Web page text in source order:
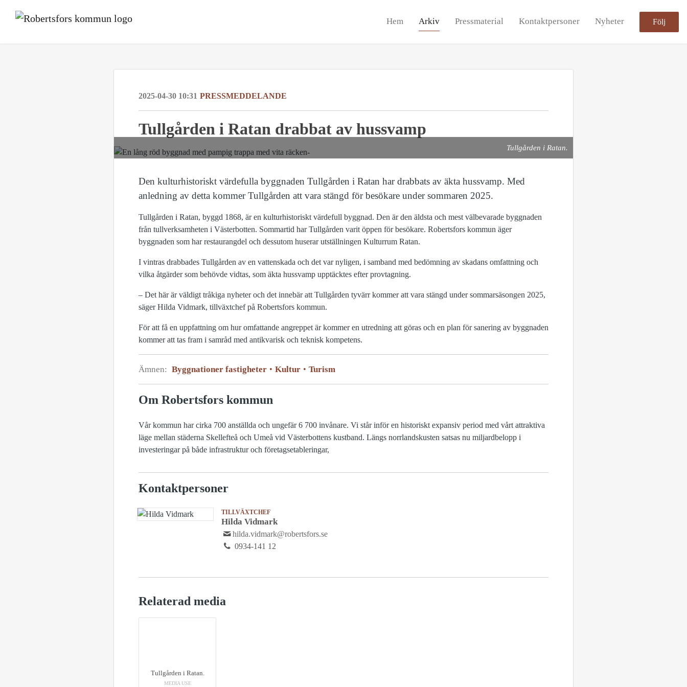
Hem Arkiv Pressmaterial Kontaktpersoner Nyheter Följ
2025-04-30 10:31 PRESSMEDDELANDE
Tullgården i Ratan drabbat av hussvamp
Tullgården i Ratan.
Den kulturhistoriskt värdefulla byggnaden Tullgården i Ratan har drabbats av äkta hussvamp. Med
anledning av detta kommer Tullgården att vara stängd för besökare under sommaren 2025.
Tullgården i Ratan, byggd 1868, är en kulturhistoriskt värdefull byggnad. Den är den äldsta och mest välbevarade byggnaden
från tullverksamheten i Västerbotten. Sommartid har Tullgården varit öppen för besökare. Robertsfors kommun äger
byggnaden som har restaurangdel och dessutom huserar utställningen Kulturrum Ratan.
I vintras drabbades Tullgården av en vattenskada och det var nyligen, i samband med bedömning av skadans omfattning och
vilka åtgärder som behövde vidtas, som äkta hussvamp upptäcktes efter provtagning.
– Det här är väldigt tråkiga nyheter och det innebär att Tullgården tyvärr kommer att vara stängd under sommarsäsongen 2025,
säger Hilda Vidmark, tillväxtchef på Robertsfors kommun.
För att få en uppfattning om hur omfattande angreppet är kommer en utredning att göras och en plan för sanering av byggnaden
kommer att tas fram i samråd med antikvarisk och teknisk kompetens.
Ämnen: Byggnationer fastigheter Kultur Turism
Om Robertsfors kommun
Vår kommun har cirka 700 anställda och ungefär 6 700 invånare. Vi står inför en historiskt expansiv period med vårt attraktiva
läge mellan städerna Skellefteå och Umeå vid Västerbottens kustband. Längs norrlandskusten satsas nu miljardbelopp i
investeringar på både infrastruktur och företagsetableringar,
Kontaktpersoner
TILLVÄXTCHEF
Hilda Vidmark
hilda.vidmark@robertsfors.se
0934-141 12
Relaterad media
Tullgården i Ratan.
MEDIA USE